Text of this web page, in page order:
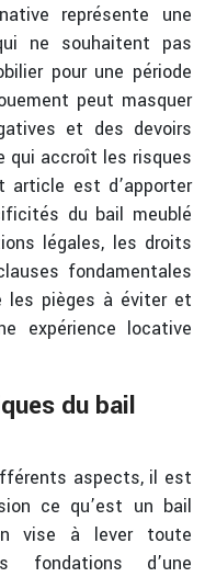
représente une
ne souhaitent pas
pour une période
peut masquer
et des devoirs
qui accroît les risques
article est d’apporter
du bail meublé
légales, les droits
fondamentales
les pièges à éviter et
expérience locative
du bail
aspects, il est
ce qu’est un bail
vise à lever toute
d’une